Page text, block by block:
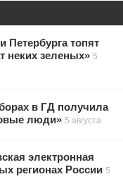
Петербурга топят
неких зеленых» 5
в ГД получила
люди» 5 августа
электронная
регионах России 5